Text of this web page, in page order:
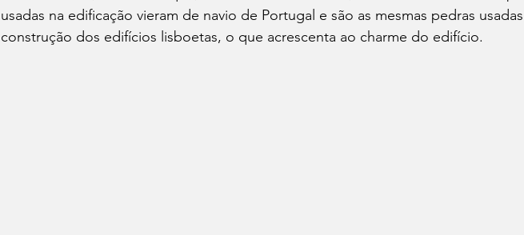
usadas na edificação vieram de navio de Portugal e são as mesmas pedras
construção dos edifícios lisboetas, o que acrescenta ao charme do edifício.